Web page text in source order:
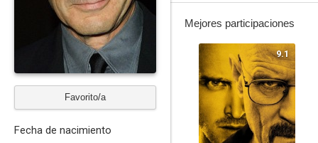
Favorito/a
Fecha de nacimiento
Mejores participaciones
9.1